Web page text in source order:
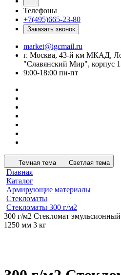
Телефоны
+7(495)665-23-80
Заказать звонок
market@igcmail.ru
г. Москва, 43-й км МКАД,
"Славянский Мир", корпус
9:00-18:00 пн-пт
Темная тема Светлая тема
Главная
Каталог
Армирующие материалы
Стекломаты
Стекломаты 300 г/м2
300 г/м2 Стекломат
1250 мм 3 кг